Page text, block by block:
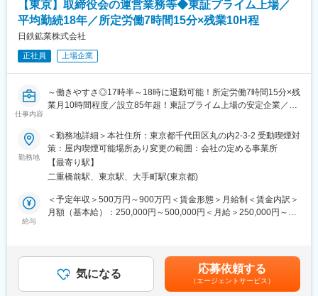
■業務詳細：
【社長と一緒に、海外事業を企画・推進します】
を推進します。社長の想いやブランディング戦略を深く理解する
必要があるため、実質的に社長に随行し、秘書業務と並行して業
◇現在社長自らが、海外販路の開拓やブランディングに注力して
いるため、それをサポートしつつ、実務プロセスを構築し、ブラ
■当ポジションの魅力：
【経営陣と一緒にブランディングや戦略立案】
◇社長と一緒に、自分のアイデアや経験を活かし、積極的に事業
◇まず社長に随行する秘書業務を通して当社の想いやブランドを
深く理解します。その後、知見を養いながら徐々に経営に携わる
社長直下、国内営業人員4名、秘書2名とともに連携します。
■当社の強み：
【東京】取締役会の運営業務等◆東証プライム上場／
平均勤続18年／所定労働7時間15分×残業10H程
日鉄鉱業株式会社
正社員 上場企業
仕事内容
～働きやすさ◎17時半～18時に退勤可能！所定労働7時間15分×残
業月10時間程度／設立85年超！東証プライム上場の安定企業／日
ス！～
■業務概要：
秘書課員として、各取締役のスケジュール管理や会議・出張手
配、資料作成、社内外との調整業務、役員秘書メンバーの管理業
務などを中心に、事業運営を幅広くサポートしていただきます。
秘書課の業務には、取締役会事務局も含まれており、昨今は取締
役会の運営・事務を担うだけでなく、社外取締役が実質的な議論
こうした取締役会事務局の役割の変化にも対応できる人材を求め
ています。
勤務地
＜勤務地詳細＞本社住所：東京都千代田区丸の内2-3-2 受動喫煙対
策：屋内喫煙可能場所あり変更の範囲：会社の定める事業所
【最寄り駅】
二重橋前駅、東京駅、大手町駅(東京都)
給与
＜予定年収＞500万円～900万円＜賃金形態＞月給制＜賃金内訳＞
月額（基本給）：250,000円～500,000円＜月給＞250,000円～
であり、選考を通じて上下する可能性があります。月給(月額)は固
定手当を含めた表記です。
気になる 応募依頼する
（エージェントサービス）